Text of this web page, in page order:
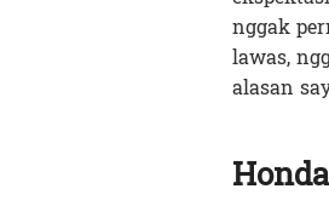
nggak
lawas,
alasan